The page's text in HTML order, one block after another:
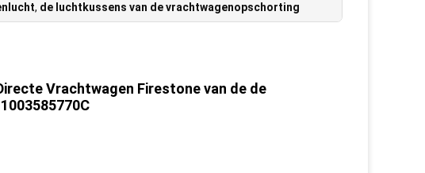
, de luchtkussens van de vrachtwagenopschorting
Vrachtwagen Firestone van de de